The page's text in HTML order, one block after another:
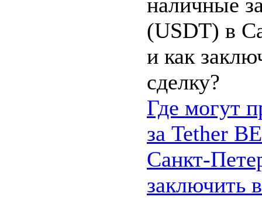
Где могут
за Tether
Санкт-
заключить